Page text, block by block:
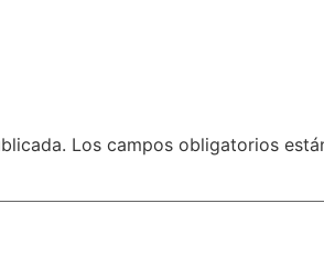
Los campos obligatorios